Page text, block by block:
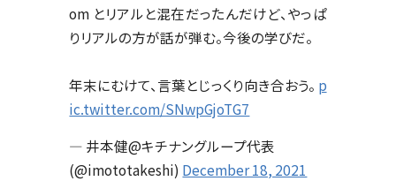
om とリアルと混在だったんだけど、やっぱ
りリアルの方が話が弾む。今後の学びだ。
年末にむけて、言葉とじっくり向き合おう。 p
ic.twitter.com/SNwpGjoTG7
— 井本健@キチナングループ代表
(@imototakeshi) December 18, 2021